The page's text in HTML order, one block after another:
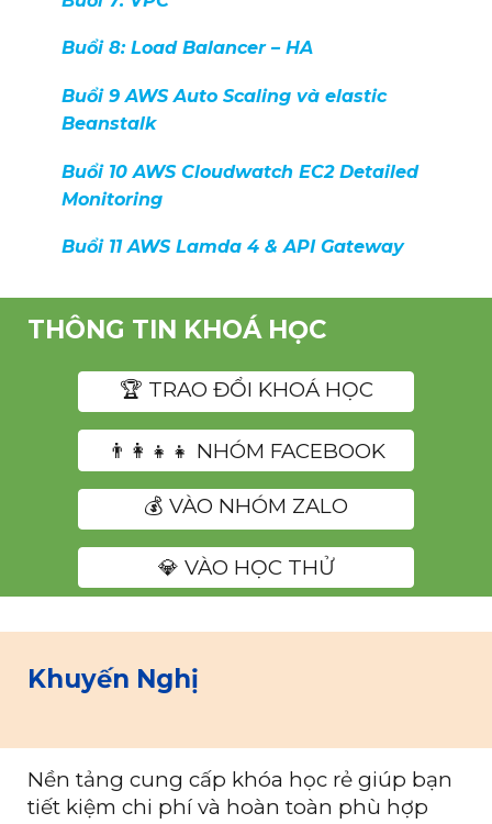
Buổi 8: Load Balancer – HA
Buổi 9 AWS Auto Scaling và elastic
Beanstalk
Buổi 10 AWS Cloudwatch EC2 Detailed
Monitoring
Buổi 11 AWS Lamda 4 & API Gateway
THÔNG TIN KHOÁ HỌC
️🏆 TRAO ĐỔI KHOÁ HỌC
👨‍👩‍👧‍👧 NHÓM FACEBOOK
💰 VÀO NHÓM ZALO
💎 VÀO HỌC THỬ
Khuyến Nghị
Nền tảng cung cấp khóa học rẻ giúp bạn
tiết kiệm chi phí và hoàn toàn phù hợp